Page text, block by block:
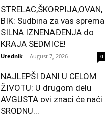
STRELAC,ŠKORPIJA,OVAN,
BIK: Sudbina za vas sprema
SILNA IZNENAĐENJA do
KRAJA SEDMICE!
Urednik - August 7, 2026 0
NAJLEPŠI DANI U CELOM
ŽIVOTU: U drugom delu
AVGUSTA ovi znaci će naći
SRODNU...